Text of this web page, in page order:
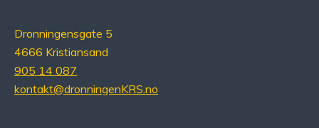
Dronningensgate 5
4666 Kristiansand
905 14 087
kontakt@dronningenKRS.no